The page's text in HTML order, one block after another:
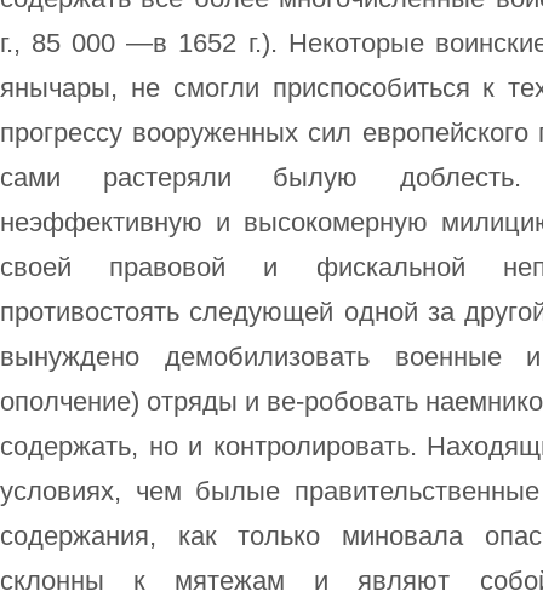
г., 85 000 —в 1652 г.). Некоторые
янычары, не смогли приспособиться к
прогрессу вооруженных сил
сами растеряли былую
неэффективную и высокомерную
своей правовой и фискальной
противостоять следующей одной за
вынуждено демобилизовать военные
ополчение) отряды и ве-робовать
содержать, но и контролировать.
условиях, чем былые
содержания, как только миновала
склонны к мятежам и являют